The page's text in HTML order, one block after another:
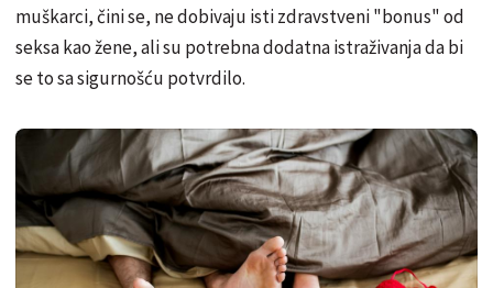
muškarci, čini se, ne dobivaju isti zdravstveni "bonus" od
seksa kao žene, ali su potrebna dodatna istraživanja da bi
se to sa sigurnošću potvrdilo.